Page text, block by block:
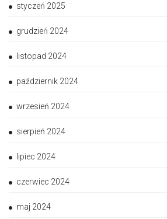
styczeń 2025
grudzień 2024
listopad 2024
październik 2024
wrzesień 2024
sierpień 2024
lipiec 2024
czerwiec 2024
maj 2024